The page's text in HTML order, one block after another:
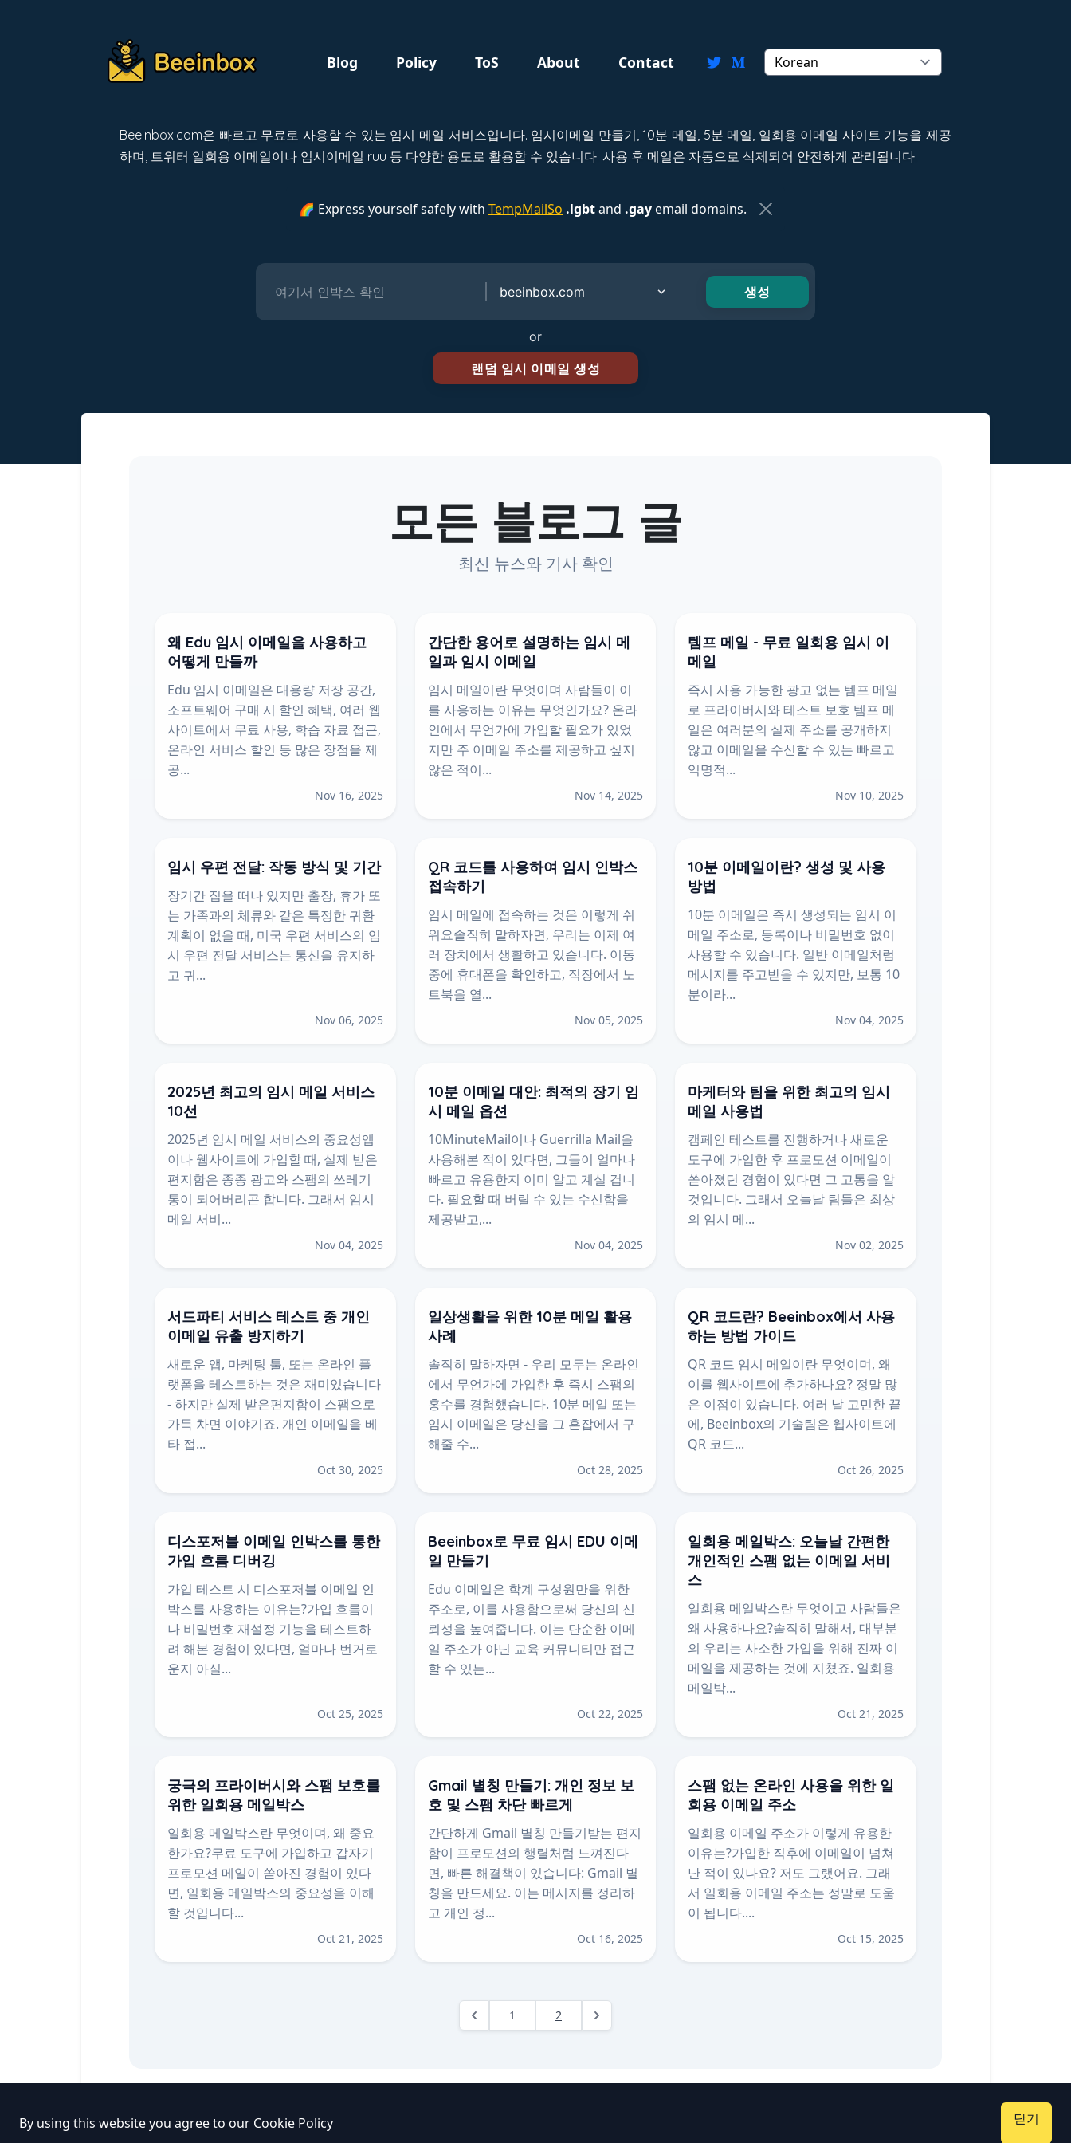
Blog Policy ToS About Contact
BeeInbox.com은 빠르고 무료로 사용할 수 있는 임시 메일 서비스입니다. 임시이메일 만들기, 10분 메일, 5분 메일, 일회용 이메일 사이트 기능을 제공
하며, 트위터 일회용 이메일이나 임시이메일 ruu 등 다양한 용도로 활용할 수 있습니다. 사용 후 메일은 자동으로 삭제되어 안전하게 관리됩니다.
🌈 Express yourself safely with TempMailSo .lgbtand .gayemail domains.
or
모든 블로그 글
최신 뉴스와 기사 확인
왜 Edu 임시 이메일을 사용하고
어떻게 만들까
Edu 임시 이메일은 대용량 저장 공간,
소프트웨어 구매 시 할인 혜택, 여러 웹
사이트에서 무료 사용, 학습 자료 접근,
온라인 서비스 할인 등 많은 장점을 제
공...
Nov 16, 2025
간단한 용어로 설명하는 임시 메
일과 임시 이메일
임시 메일이란 무엇이며 사람들이 이
를 사용하는 이유는 무엇인가요? 온라
인에서 무언가에 가입할 필요가 있었
지만 주 이메일 주소를 제공하고 싶지
않은 적이...
Nov 14, 2025
템프 메일 - 무료 일회용 임시 이
메일
즉시 사용 가능한 광고 없는 템프 메일
로 프라이버시와 테스트 보호 템프 메
일은 여러분의 실제 주소를 공개하지
않고 이메일을 수신할 수 있는 빠르고
익명적...
Nov 10, 2025
임시 우편 전달: 작동 방식 및 기간
장기간 집을 떠나 있지만 출장, 휴가 또
는 가족과의 체류와 같은 특정한 귀환
계획이 없을 때, 미국 우편 서비스의 임
시 우편 전달 서비스는 통신을 유지하
고 귀...
Nov 06, 2025
QR 코드를 사용하여 임시 인박스
접속하기
임시 메일에 접속하는 것은 이렇게 쉬
워요솔직히 말하자면, 우리는 이제 여
러 장치에서 생활하고 있습니다. 이동
중에 휴대폰을 확인하고, 직장에서 노
트북을 열...
Nov 05, 2025
10분 이메일이란? 생성 및 사용
방법
10분 이메일은 즉시 생성되는 임시 이
메일 주소로, 등록이나 비밀번호 없이
사용할 수 있습니다. 일반 이메일처럼
메시지를 주고받을 수 있지만, 보통 10
분이라...
Nov 04, 2025
2025년 최고의 임시 메일 서비스
10선
2025년 임시 메일 서비스의 중요성앱
이나 웹사이트에 가입할 때, 실제 받은
편지함은 종종 광고와 스팸의 쓰레기
통이 되어버리곤 합니다. 그래서 임시
메일 서비...
Nov 04, 2025
10분 이메일 대안: 최적의 장기 임
시 메일 옵션
10MinuteMail이나 Guerrilla Mail을
사용해본 적이 있다면, 그들이 얼마나
빠르고 유용한지 이미 알고 계실 겁니
다. 필요할 때 버릴 수 있는 수신함을
제공받고,...
Nov 04, 2025
마케터와 팀을 위한 최고의 임시
메일 사용법
캠페인 테스트를 진행하거나 새로운
도구에 가입한 후 프로모션 이메일이
쏟아졌던 경험이 있다면 그 고통을 알
것입니다. 그래서 오늘날 팀들은 최상
의 임시 메...
Nov 02, 2025
서드파티 서비스 테스트 중 개인
이메일 유출 방지하기
새로운 앱, 마케팅 툴, 또는 온라인 플
랫폼을 테스트하는 것은 재미있습니다
- 하지만 실제 받은편지함이 스팸으로
가득 차면 이야기죠. 개인 이메일을 베
타 접...
Oct 30, 2025
일상생활을 위한 10분 메일 활용
사례
솔직히 말하자면 - 우리 모두는 온라인
에서 무언가에 가입한 후 즉시 스팸의
홍수를 경험했습니다. 10분 메일 또는
임시 이메일은 당신을 그 혼잡에서 구
해줄 수...
Oct 28, 2025
QR 코드란? Beeinbox에서 사용
하는 방법 가이드
QR 코드 임시 메일이란 무엇이며, 왜
이를 웹사이트에 추가하나요? 정말 많
은 이점이 있습니다. 여러 날 고민한 끝
에, Beeinbox의 기술팀은 웹사이트에
QR 코드...
Oct 26, 2025
디스포저블 이메일 인박스를 통한
가입 흐름 디버깅
가입 테스트 시 디스포저블 이메일 인
박스를 사용하는 이유는?가입 흐름이
나 비밀번호 재설정 기능을 테스트하
려 해본 경험이 있다면, 얼마나 번거로
운지 아실...
Oct 25, 2025
Beeinbox로 무료 임시 EDU 이메
일 만들기
Edu 이메일은 학계 구성원만을 위한
주소로, 이를 사용함으로써 당신의 신
뢰성을 높여줍니다. 이는 단순한 이메
일 주소가 아닌 교육 커뮤니티만 접근
할 수 있는...
Oct 22, 2025
일회용 메일박스: 오늘날 간편한
개인적인 스팸 없는 이메일 서비
스
일회용 메일박스란 무엇이고 사람들은
왜 사용하나요?솔직히 말해서, 대부분
의 우리는 사소한 가입을 위해 진짜 이
메일을 제공하는 것에 지쳤죠. 일회용
메일박...
Oct 21, 2025
궁극의 프라이버시와 스팸 보호를
위한 일회용 메일박스
일회용 메일박스란 무엇이며, 왜 중요
한가요?무료 도구에 가입하고 갑자기
프로모션 메일이 쏟아진 경험이 있다
면, 일회용 메일박스의 중요성을 이해
할 것입니다...
Oct 21, 2025
Gmail 별칭 만들기: 개인 정보 보
호 및 스팸 차단 빠르게
간단하게 Gmail 별칭 만들기받는 편지
함이 프로모션의 행렬처럼 느껴진다
면, 빠른 해결책이 있습니다: Gmail 별
칭을 만드세요. 이는 메시지를 정리하
고 개인 정...
Oct 16, 2025
스팸 없는 온라인 사용을 위한 일
회용 이메일 주소
일회용 이메일 주소가 이렇게 유용한
이유는?가입한 직후에 이메일이 넘쳐
난 적이 있나요? 저도 그랬어요. 그래
서 일회용 이메일 주소는 정말로 도움
이 됩니다....
Oct 15, 2025
1 2
By using this website you agree to our Cookie Policy 닫기